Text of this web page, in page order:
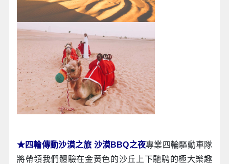
★四輪傳動沙漠之旅 沙漠BBQ之夜專業四輪驅動車隊
將帶領我們體驗在金黃色的沙丘上下馳騁的極大樂趣